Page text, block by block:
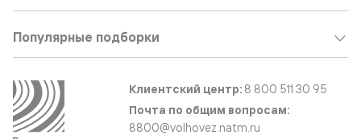
Популярные подборки
Клиентский центр: 8 800 511 30 95
Почта по общим вопросам:
8800@volhovez.natm.ru